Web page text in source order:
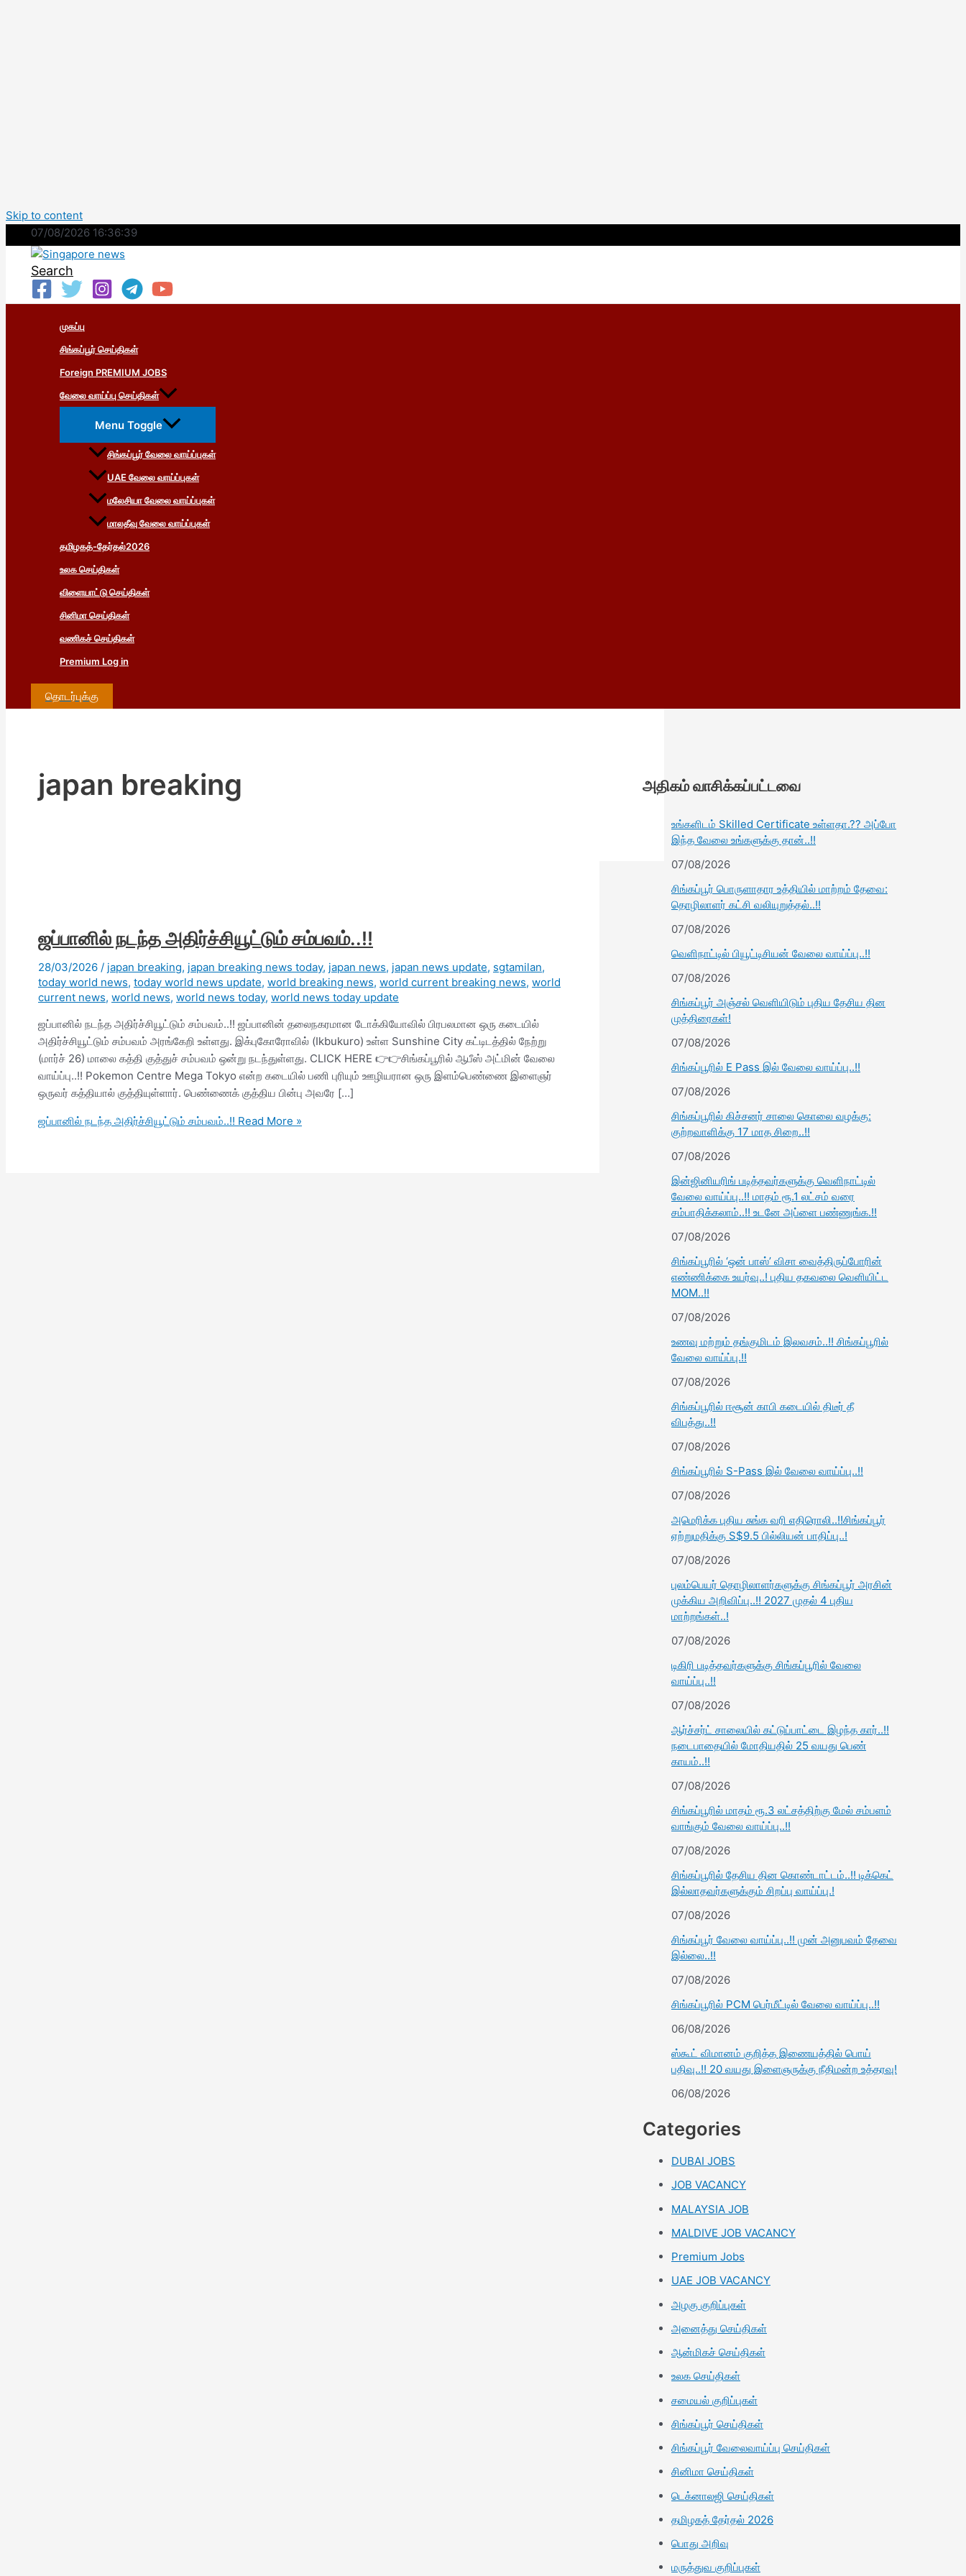
Skip to content
07/08/2026 16:36:40
Search
முகப்பு
சிங்கப்பூர் செய்திகள்
Foreign PREMIUM JOBS
வேலை வாய்ப்பு செய்திகள்
Menu Toggle
சிங்கப்பூர் வேலை வாய்ப்புகள்
UAE வேலை வாய்ப்புகள்
மலேசியா வேலை வாய்ப்புகள்
மாலதீவு வேலை வாய்ப்புகள்
தமிழகத்-தேர்தல்2026
உலக செய்திகள்
விளையாட்டு செய்திகள்
சினிமா செய்திகள்
வணிகச் செய்திகள்
Premium Log in
தொடர்புக்கு
japan breaking
ஜப்பானில் நடந்த அதிர்ச்சியூட்டும் சம்பவம்..!!
28/03/2026 / japan breaking, japan breaking news today, japan news, japan news update, sgtamilan,
today world news, today world news update, world breaking news, world current breaking news, world
current news, world news, world news today, world news today update
ஜப்பானில் நடந்த அதிர்ச்சியூட்டும் சம்பவம்..!! ஜப்பானின் தலைநகரமான டோக்கியோவில் பிரபலமான ஒரு கடையில்
அதிர்ச்சியூட்டும் சம்பவம் அரங்கேறி உள்ளது. இக்புகோரோவில் (Ikbukuro) உள்ள Sunshine City கட்டிடத்தில் நேற்று
(மார்ச் 26) மாலை கத்தி குத்துச் சம்பவம் ஒன்று நடந்துள்ளது. CLICK HERE 👉👉சிங்கப்பூரில் ஆபீஸ் அட்மின் வேலை
வாய்ப்பு..!! Pokemon Centre Mega Tokyo என்ற கடையில் பணி புரியும் ஊழியரான ஒரு இளம்பெண்ணை இளைஞர்
ஒருவர் கத்தியால் குத்தியுள்ளார். பெண்ணைக் குத்திய பின்பு அவரே […]
ஜப்பானில் நடந்த அதிர்ச்சியூட்டும் சம்பவம்..!! Read More »
அதிகம் வாசிக்கப்பட்டவை
உங்களிடம் Skilled Certificate உள்ளதா.?? அப்போ
இந்த வேலை உங்களுக்கு தான்..!!
07/08/2026
சிங்கப்பூர் பொருளாதார உத்தியில் மாற்றம் தேவை:
தொழிலாளர் கட்சி வலியுறுத்தல்..!!
07/08/2026
வெளிநாட்டில் பியூட்டிசியன் வேலை வாய்ப்பு..!!
07/08/2026
சிங்கப்பூர் அஞ்சல் வெளியிடும் புதிய தேசிய தின
முத்திரைகள்!
07/08/2026
சிங்கப்பூரில் E Pass இல் வேலை வாய்ப்பு..!!
07/08/2026
சிங்கப்பூரில் கிச்சனர் சாலை கொலை வழக்கு:
குற்றவாளிக்கு 17 மாத சிறை..!!
07/08/2026
இன்ஜினியரிங் படித்தவர்களுக்கு வெளிநாட்டில்
வேலை வாய்ப்பு..!! மாதம் ரூ.1 லட்சம் வரை
சம்பாதிக்கலாம்..!! உடனே அப்ளை பண்ணுங்க.!!
07/08/2026
சிங்கப்பூரில் ‘ஒன் பாஸ்’ விசா வைத்திருப்போரின்
எண்ணிக்கை உயர்வு..! புதிய தகவலை வெளியிட்ட
MOM..!!
07/08/2026
உணவு மற்றும் தங்குமிடம் இலவசம்..!! சிங்கப்பூரில்
வேலை வாய்ப்பு.!!
07/08/2026
சிங்கப்பூரில் ஈசூன் காபி கடையில் திடீர் தீ
விபத்து..!!
07/08/2026
சிங்கப்பூரில் S-Pass இல் வேலை வாய்ப்பு..!!
07/08/2026
அமெரிக்க புதிய சுங்க வரி எதிரொலி..!!சிங்கப்பூர்
ஏற்றுமதிக்கு S$9.5 பில்லியன் பாதிப்பு..!
07/08/2026
புலம்பெயர் தொழிலாளர்களுக்கு சிங்கப்பூர் அரசின்
முக்கிய அறிவிப்பு..!! 2027 முதல் 4 புதிய
மாற்றங்கள்..!
07/08/2026
டிகிரி படித்தவர்களுக்கு சிங்கப்பூரில் வேலை
வாய்ப்பு..!!
07/08/2026
ஆர்ச்சர்ட் சாலையில் கட்டுப்பாட்டை இழந்த கார்..!!
நடைபாதையில் மோதியதில் 25 வயது பெண்
காயம்..!!
07/08/2026
சிங்கப்பூரில் மாதம் ரூ.3 லட்சத்திற்கு மேல் சம்பளம்
வாங்கும் வேலை வாய்ப்பு..!!
07/08/2026
சிங்கப்பூரில் தேசிய தின கொண்டாட்டம்..!! டிக்கெட்
இல்லாதவர்களுக்கும் சிறப்பு வாய்ப்பு.!
07/08/2026
சிங்கப்பூர் வேலை வாய்ப்பு..!! முன் அனுபவம் தேவை
இல்லை..!!
07/08/2026
சிங்கப்பூரில் PCM பெர்மீட்டில் வேலை வாய்ப்பு..!!
06/08/2026
ஸ்கூட் விமானம் குறித்த இணையத்தில் பொய்
பதிவு..!! 20 வயது இளைஞருக்கு நீதிமன்ற உத்தரவு!
06/08/2026
Categories
DUBAI JOBS
JOB VACANCY
MALAYSIA JOB
MALDIVE JOB VACANCY
Premium Jobs
UAE JOB VACANCY
அழகு குறிப்புகள்
அனைத்து செய்திகள்
ஆன்மிகச் செய்திகள்
உலக செய்திகள்
சமையல் குறிப்புகள்
சிங்கப்பூர் செய்திகள்
சிங்கப்பூர் வேலைவாய்ப்பு செய்திகள்
சினிமா செய்திகள்
டெக்னாலஜி செய்திகள்
தமிழகத் தேர்தல் 2026
பொது அறிவு
மருத்துவ குறிப்புகள்